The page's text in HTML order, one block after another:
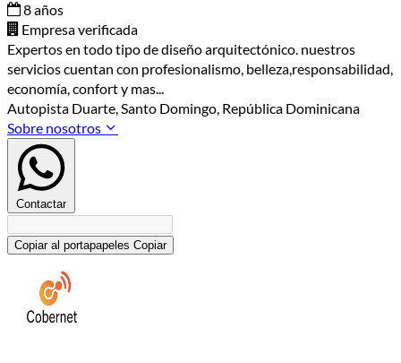
8 años
Empresa verificada
Expertos en todo tipo de diseño arquitectónico. nuestros
servicios cuentan con profesionalismo, belleza,responsabilidad,
economía, confort y mas...
Autopista Duarte, Santo Domingo, República Dominicana
Sobre nosotros
Contactar
Copiar al portapapeles Copiar